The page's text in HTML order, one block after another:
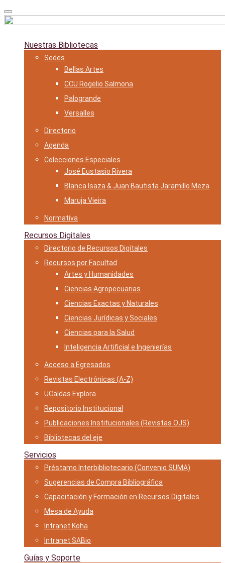
Skip
to
content
Nuestras Bibliotecas
Sedes
Bellas Artes
CCU Rogelio Salmona
Palogrande
Versalles
Directorio
Agenda
Colecciones Especiales
José Eustasio Rivera
Blanca Isaza & Juan Bautista Jaramillo Meza
Maruja Vieira
Normativa
Recursos Digitales
Directorio de Recursos Digitales
Recursos por Facultad
Artes y Humanidades
Ciencias Agropecuarias
Ciencias Exactas y Naturales
Ciencias Jurídicas y Sociales
Ciencias para la Salud
Inteligencia Artificial e Ingenierías
Acceso a Egresados
Revistas Electrónicas (A-Z)
UCaldas Explora
Repositorio Institucional
Publicaciones Institucionales (Revistas OJS)
Bibliotecas del eje
Servicios
Préstamo Interbibliotecario (Convenio SUMA)
Sugerencias de Compra Bibliográfica
Capacitación y Formación en Recursos Digitales
Mesa de Ayuda
Intranet Koha
Intranet SABio
Guías y Soporte